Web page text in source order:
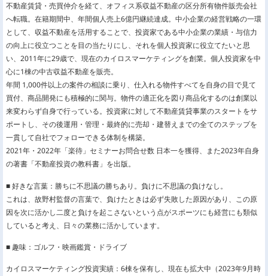
不動産賃貸・売買仲介を経て、オフィス系収益不動産の区分所有物件販売会社
へ転職。在籍期間中、年間個人売上6億円継続達成。中小企業の経営戦略の一環
として、収益不動産を活用することで、投資家である中小企業の業績・与信力
の向上に役立つことを目の当たりにし、それを個人投資家に役立てたいと思
い、2011年に29歳で、現在のカイロスマーケティングを創業。個人投資家を中
心に1棟の中古収益不動産を販売。
年間 1,000件以上の案件の相談に乗り、仕入れる物件すべてを自身の目で見て
買付、商品開発にも積極的に関与。物件の適正化を図り商品化するのは創業以
来変わらず自身で行っている。投資家に対して不動産賃貸事業のスタートをサ
ポートし、その後運用・管理・最終的に売却・建替えまでの全てのステップを
一貫して自社でフォローできる体制を構築。
2021年・2022年「楽待」セミナーお問合せ数 日本一を獲得、また2023年自身
の著書「不動産投資の教科書」を出版。
■ 好きな言葉：勝ちに不思議の勝ちあり。負けに不思議の負けなし。
これは、故野村監督の言葉で、負けたときは必ず失敗した原因があり、この原
因を次に活かし二度と負けを起こさないという点がスポーツにも経営にも類似
していると考え、日々の業務に活かしています。
■ 趣味：ゴルフ・映画鑑賞・ドライブ
カイロスマーケティング投資実績：6棟を保有し、現在も拡大中（2023年9月時